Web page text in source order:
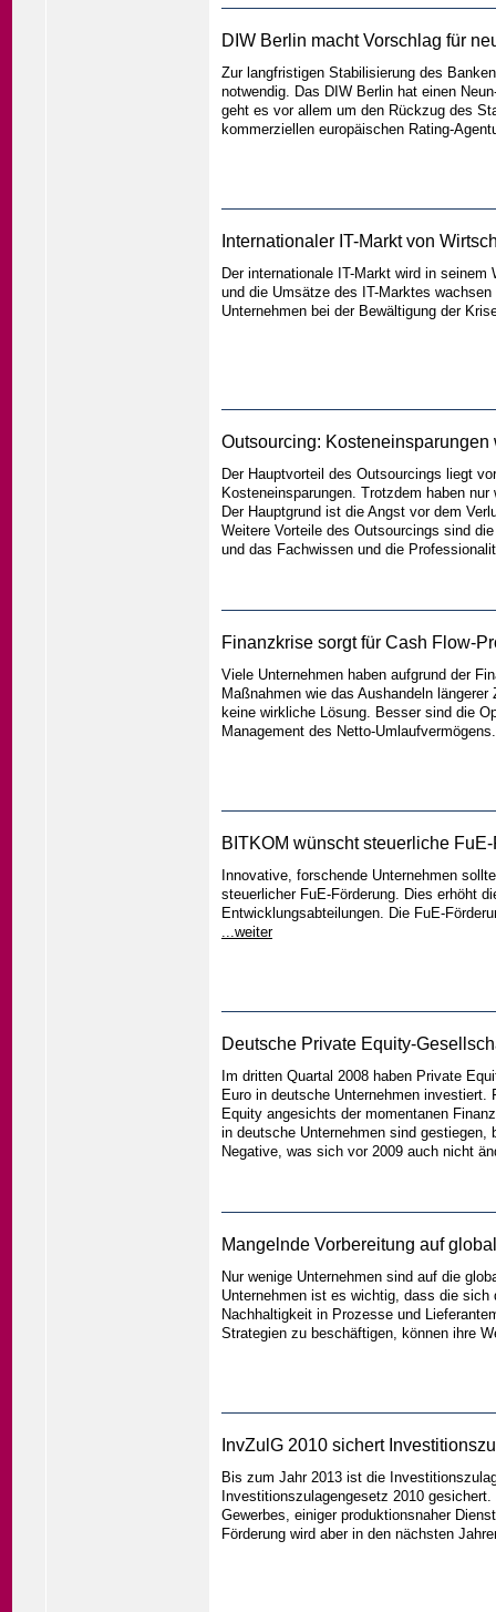
DIW Berlin macht Vorschlag für
Zur langfristigen Stabilisierung des
notwendig. Das DIW Berlin hat einen
geht es vor allem um den Rückzug des
kommerziellen europäischen Rating-
Internationaler IT-Markt von
Der internationale IT-Markt wird in
und die Umsätze des IT-Marktes
Unternehmen bei der Bewältigung der
Outsourcing: Kosteneinsparungen
Der Hauptvorteil des Outsourcings liegt
Kosteneinsparungen. Trotzdem haben
Der Hauptgrund ist die Angst vor dem
Weitere Vorteile des Outsourcings sind
und das Fachwissen und die
Finanzkrise sorgt für Cash Flow-
Viele Unternehmen haben aufgrund der
Maßnahmen wie das Aushandeln
keine wirkliche Lösung. Besser sind die
Management des Netto-
BITKOM wünscht steuerliche
Innovative, forschende Unternehmen
steuerlicher FuE-Förderung. Dies erhöht
Entwicklungsabteilungen. Die FuE-
...weiter
Deutsche Private Equity-
Im dritten Quartal 2008 haben Private
Euro in deutsche Unternehmen
Equity angesichts der momentanen
in deutsche Unternehmen sind gestiegen,
Negative, was sich vor 2009 auch nicht
Mangelnde Vorbereitung auf
Nur wenige Unternehmen sind auf die
Unternehmen ist es wichtig, dass die sich
Nachhaltigkeit in Prozesse und
Strategien zu beschäftigen, können ihre
InvZulG 2010 sichert
Bis zum Jahr 2013 ist die
Investitionszulagengesetz 2010
Gewerbes, einiger produktionsnaher
Förderung wird aber in den nächsten